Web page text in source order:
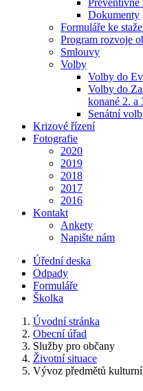
Dokumenty
Formuláře ke
Program rozvoje
Smlouvy
Volby
Volby do
Volby do
konané 2. a
Senátní
Krizové řízení
Fotografie
2020
2019
2018
2017
2016
Kontakt
Ankety
Napište nám
Úřední deska
Odpady
Formuláře
Školka
Úvodní stránka
Obecní úřad
Služby pro občany
Životní situace
Vývoz předmětů